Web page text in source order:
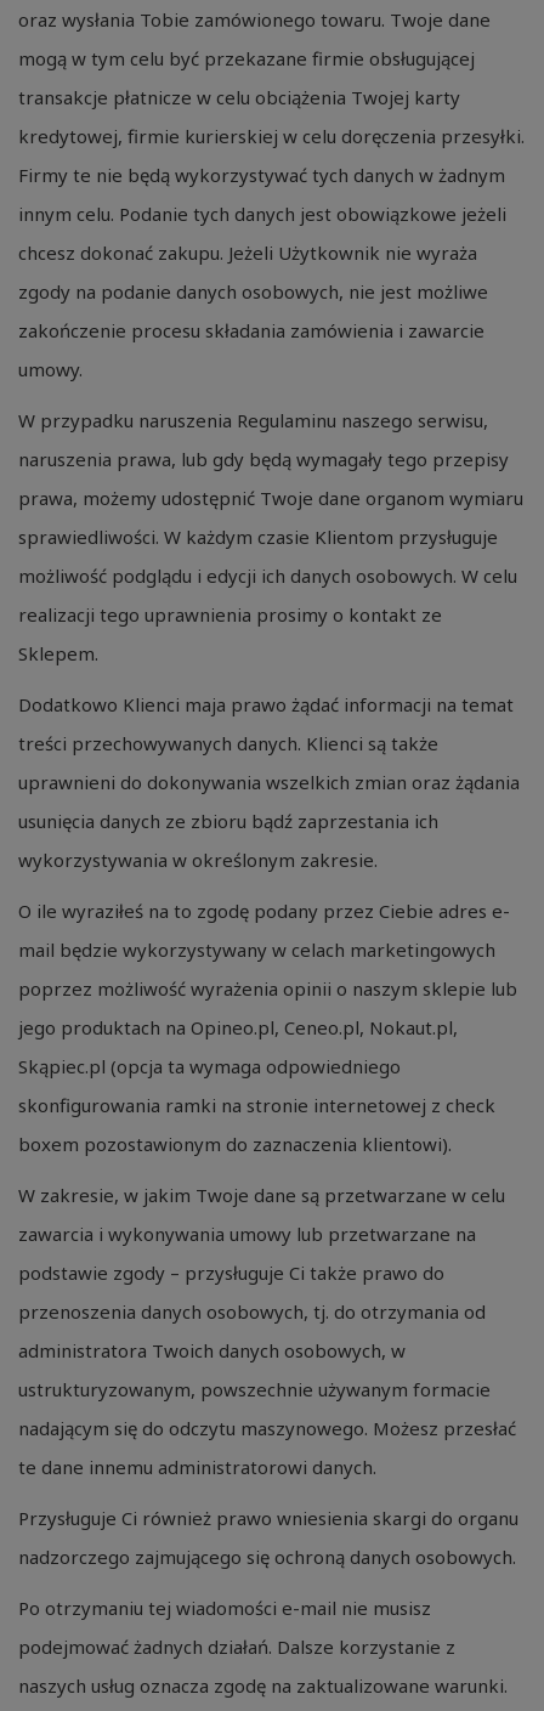
oraz wysłania Tobie zamówionego towaru. Twoje dane
mogą w tym celu być przekazane firmie obsługującej
transakcje płatnicze w celu obciążenia Twojej karty
kredytowej, firmie kurierskiej w celu doręczenia przesyłki.
Firmy te nie będą wykorzystywać tych danych w żadnym
innym celu. Podanie tych danych jest obowiązkowe jeżeli
chcesz dokonać zakupu. Jeżeli Użytkownik nie wyraża
zgody na podanie danych osobowych, nie jest możliwe
zakończenie procesu składania zamówienia i zawarcie
umowy.
W przypadku naruszenia Regulaminu naszego serwisu,
naruszenia prawa, lub gdy będą wymagały tego przepisy
prawa, możemy udostępnić Twoje dane organom wymiaru
sprawiedliwości. W każdym czasie Klientom przysługuje
możliwość podglądu i edycji ich danych osobowych. W celu
realizacji tego uprawnienia prosimy o kontakt ze
Sklepem.
Dodatkowo Klienci maja prawo żądać informacji na temat
treści przechowywanych danych. Klienci są także
uprawnieni do dokonywania wszelkich zmian oraz żądania
usunięcia danych ze zbioru bądź zaprzestania ich
wykorzystywania w określonym zakresie.
O ile wyraziłeś na to zgodę podany przez Ciebie adres e-
mail będzie wykorzystywany w celach marketingowych
poprzez możliwość wyrażenia opinii o naszym sklepie lub
jego produktach na Opineo.pl, Ceneo.pl, Nokaut.pl,
Skąpiec.pl (opcja ta wymaga odpowiedniego
skonfigurowania ramki na stronie internetowej z check
boxem pozostawionym do zaznaczenia klientowi).
W zakresie, w jakim Twoje dane są przetwarzane w celu
zawarcia i wykonywania umowy lub przetwarzane na
podstawie zgody – przysługuje Ci także prawo do
przenoszenia danych osobowych, tj. do otrzymania od
administratora Twoich danych osobowych, w
ustrukturyzowanym, powszechnie używanym formacie
nadającym się do odczytu maszynowego. Możesz przesłać
te dane innemu administratorowi danych.
Przysługuje Ci również prawo wniesienia skargi do organu
nadzorczego zajmującego się ochroną danych osobowych.
Po otrzymaniu tej wiadomości e-mail nie musisz
podejmować żadnych działań. Dalsze korzystanie z
naszych usług oznacza zgodę na zaktualizowane warunki.